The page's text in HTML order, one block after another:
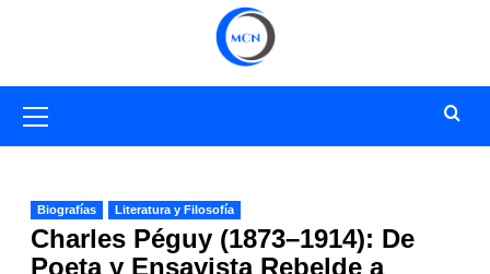
primario
Biografías Literatura y Filosofía
Charles Péguy (1873–1914): De
Poeta y Ensayista Rebelde a